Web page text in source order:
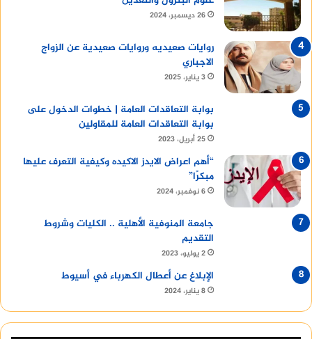
26 ديسمبر، 2024
روايات صعيديه وروايات صعيدية عن الزواج
الاجباري
3 يناير، 2025
بوابة التعاقدات العامة | خطوات الدخول على
بوابة التعاقدات العامة للمقاولين
25 أبريل، 2023
“أهم اعراض الايدز الاكيده وكيفية التعرف عليها
مبكرًا”
6 نوفمبر، 2024
جامعة المنوفية الأهلية .. الكليات وشروط
التقديم
2 يوليو، 2023
الإبلاغ عن أعطال الكهرباء في أسيوط
8 يناير، 2024